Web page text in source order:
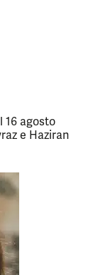
16 agosto
e Haziran